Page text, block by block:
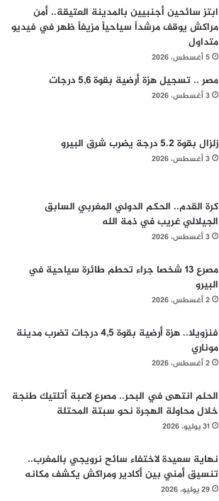
ابتز سائحين أجنبيين بالمدينة العتيقة.. أمن
مراكش يوقف مرشداً سياحياً مزيفاً ظهر في فيديو
متداول
5 أغسطس، 2026
مصر .. تسجيل هزة أرضية بقوة 5,6 درجات
3 أغسطس، 2026
زلزال بقوة 5.2 درجة يضرب شرق البيرو
3 أغسطس، 2026
كرة القدم.. الحكم الدولي المغربي السابق
الجيلالي غريب في ذمة الله
3 أغسطس، 2026
مصرع 13 شخصا جراء تحطم طائرة سياحية في
البيرو
2 أغسطس، 2026
فنزويلا.. هزة أرضية بقوة 4,5 درجات تضرب مدينة
موناري
2 أغسطس، 2026
الحلم انتهى في البحر.. مصرع لاعبة أتلتيك طنجة
خلال محاولة الهجرة نحو سبتة المحتلة
31 يوليو، 2026
نهاية سعيدة لاختفاء سائح نرويجي بالمغرب..
تنسيق أمني بين أكادير ومراكش يكشف مكانه
29 يوليو، 2026